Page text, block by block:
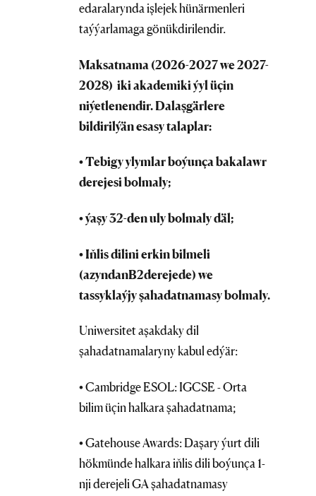
edaralarynda işlejek hünärmenleri
taýýarlamaga gönükdirilendir.
Maksatnama (2026-2027 we 2027-
2028) iki akademiki ýyl üçin
niýetlenendir.Dalaşgärlere
bildirilýän esasy talaplar:
• Tebigy ylymlar boýunça bakalawr
derejesibolmaly;
•ýaşy 32-denuly bolmaly däl;
• Iňlis dilini erkin bilmeli
(azyndanB2derejede) we
tassyklaýjy şahadatnamasy bolmaly.
Uniwersitet aşakdaky dil
şahadatnamalaryny kabul edýär:
• Cambridge ESOL: IGCSE - Orta
bilim üçin halkara şahadatnama;
• Gatehouse Awards: Daşary ýurt dili
hökmünde halkara iňlis dili boýunça 1-
nji derejeli GA şahadatnamasy